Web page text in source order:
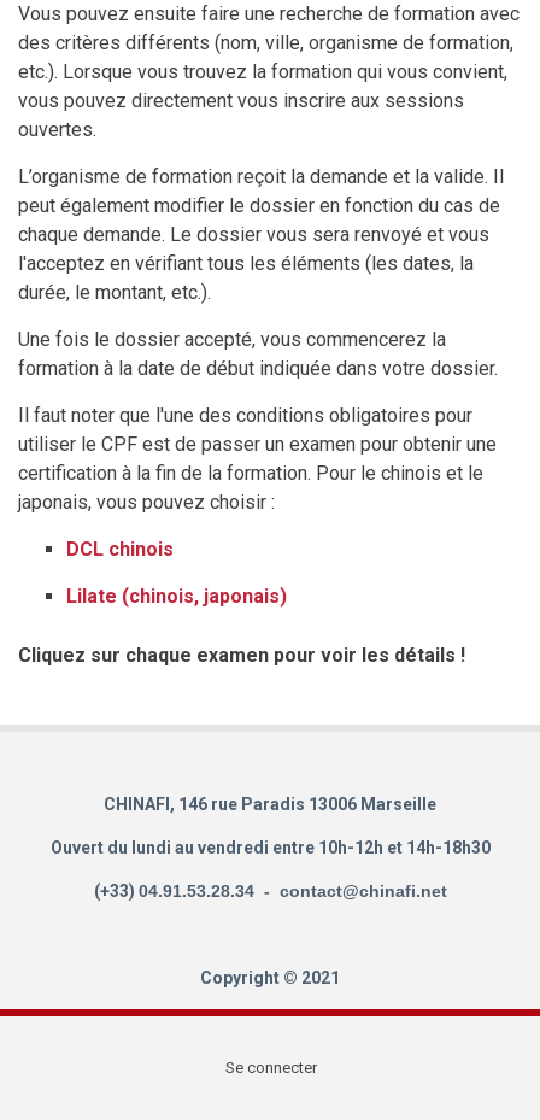
Vous pouvez ensuite faire une recherche de formation avec
des critères différents (nom, ville, organisme de formation,
etc.). Lorsque vous trouvez la formation qui vous convient,
vous pouvez directement vous inscrire aux sessions
ouvertes.
L’organisme de formation reçoit la demande et la valide. Il
peut également modifier le dossier en fonction du cas de
chaque demande. Le dossier vous sera renvoyé et vous
l'acceptez en vérifiant tous les éléments (les dates, la
durée, le montant, etc.).
Une fois le dossier accepté, vous commencerez la
formation à la date de début indiquée dans votre dossier.
Il faut noter que l'une des conditions obligatoires pour
utiliser le CPF est de passer un examen pour obtenir une
certification à la fin de la formation. Pour le chinois et le
japonais, vous pouvez choisir :
DCL chinois
Lilate (chinois, japonais)
Cliquez sur chaque examen pour voir les détails !
CHINAFI, 146 rue Paradis 13006 Marseille
Ouvert du lundi au vendredi entre 10h-12h et 14h-18h30
(+33) 04.91.53.28.34 - contact@chinafi.net
Copyright © 2021
Se connecter